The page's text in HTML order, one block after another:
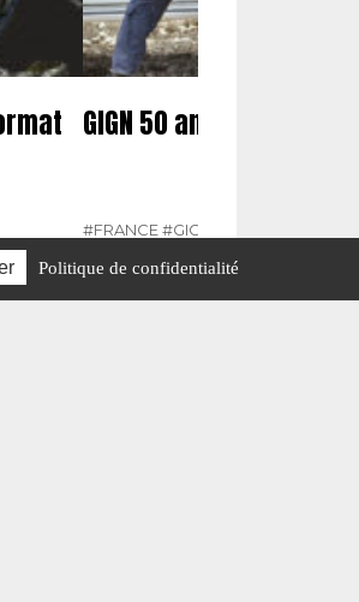
GIGN 50 ans
#FRANCE#GIGN
Politique de confidentialité